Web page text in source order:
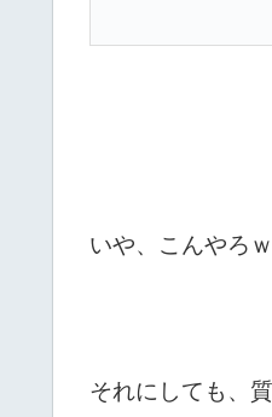
いや、こんやろｗ
それにしても、